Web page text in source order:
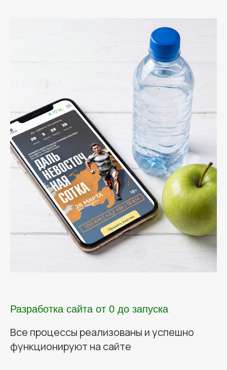
Разработка сайта от 0 до запуска
Все процессы реализованы и успешно
функционируют на сайте